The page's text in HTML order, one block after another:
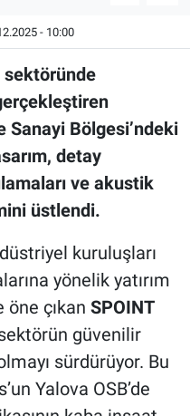
- 10:00
sektöründe
Sanayi Bölgesi’ndeki
detay
ve akustik
üstlendi.
kuruluşları
yönelik yatırım
çıkan SPOINT
güvenilir
sürdürüyor. Bu
Yalova OSB’de